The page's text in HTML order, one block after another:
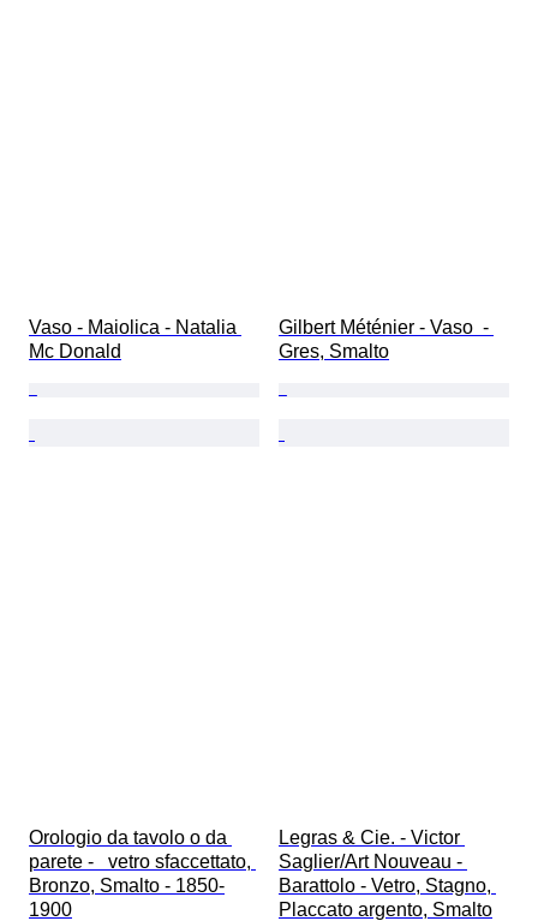
Vaso - Maiolica - Natalia
Mc Donald
Gilbert Méténier - Vaso  -
Gres, Smalto
Orologio da tavolo o da
parete -   vetro sfaccettato,
Bronzo, Smalto - 1850-
1900
Legras & Cie. - Victor
Saglier/Art Nouveau -
Barattolo - Vetro, Stagno,
Placcato argento, Smalto